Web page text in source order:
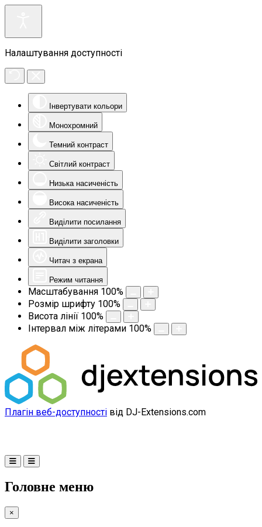
Налаштування доступності
Інвертувати кольори
Монохромний
Темний контраст
Світлий контраст
Низька насиченість
Висока насиченість
Виділити посилання
Виділити заголовки
Читач з екрана
Режим читання
Масштабування 100%
Розмір шрифту 100%
Висота лінії 100%
Інтервал між літерами 100%
Плагін веб-доступності від DJ-Extensions.com
Головне меню
×